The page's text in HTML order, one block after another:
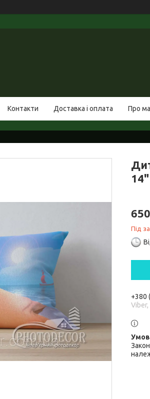
Контакти Доставка і оплата Про
14"
Під
+380